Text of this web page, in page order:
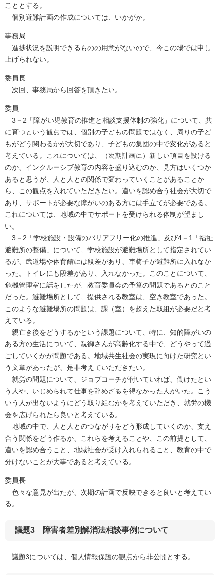
こととする。
個別避難計画の作成については、いかがか。
事務局
進捗状況を説明できるものの用意がないので、今この場では申し
上げられない。
委員長
次回、事務局から回答を頂きたい。
委員
3－2「障がい児教育の推進と相談支援体制の強化」について、共
に育つという観点では、個別の子どもの問題ではなく、周りの子ど
もがどう関わるかが大切であり、子どもの集団の中で変化があると
考えている。これについては、（次期計画に）新しい項目を設ける
のか、インクルーシブ教育の内容を盛り込むのか、見方はいくつか
あると思うが、人と人との関係で変わっていくことがあることか
ら、この観点を入れていただきたい。違いを認め合う社会が大切で
あり、サポートが必要な障がいのある方には手立てが必要である。
これについては、地域の中でサポートを受けられる体制が望まし
い。
3－2「学校施設・設備のバリアフリー化の推進」及び4－1「福祉
避難所の整備」について、学校施設が避難場所として指定されてい
るが、武道場や体育館には段差があり、車椅子が避難所に入れなか
った。トイレにも段差があり、入れなかった。このことについて、
危機管理室に話をしたが、教育委員会の予算の問題であるとのこと
だった。避難場所として、提供される教室は、空き教室であった。
このような避難場所の問題は、課（室）を超えた取組が必要だと考
えている。
親亡き後をどうするかという課題について、特に、知的障がいの
ある方の生活について、親御さんが高齢化する中で、どうやって過
ごしていくかが問題である。地域共生社会の実現に向けた研究とい
う文章があったが、是非考えていただきたい。
就労の問題について、ジョブコーチが付いていれば、働けたとい
う人や、いじめられて仕事を辞めざるを得なかった人がいた。こう
いう人が出ないようにどう取り組むかを考えていただき、就労の機
会を広げられたら良いと考えている。
地域の中で、人と人とのつながりをどう形成していくのか、支え
合う関係をどう作るか、これらを考えることや、この前提として、
違いを認め合うこと、地域社会が受け入れられること、教育の中で
分けないことが大事であると考えている。
委員長
色々な意見が出たが、次期の計画で反映できると良いと考えてい
る。​
議題3 障害者差別解消法相談事例について
議題3については、個人情報保護の観点から非公開とする。